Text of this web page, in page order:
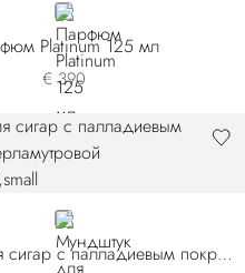
NEUTRAL
Platinum 125 мл
€ 390
GREY
Мундштук для сигар с палладиевым покрытием и перламутровой отделкой